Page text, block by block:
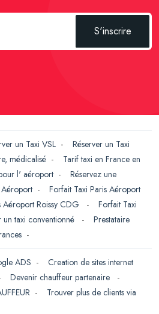
S'inscrire
un Taxi VSL - Réserver un Taxi
médicalisé - Tarif taxi en France en
l' aéroport - Réservez une
- Forfait Taxi Paris Aéroport
Aéroport Roissy CDG - Forfait Taxi
un taxi conventionné - Prestataire
-
ADS - Creation de sites internet
Devenir chauffeur partenaire
-
- Trouver plus de clients via